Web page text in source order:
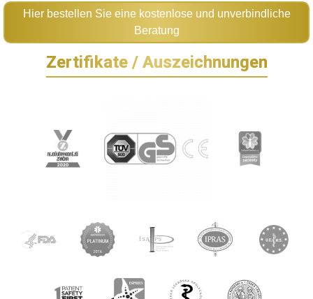
Hier bestellen Sie eine kostenlose und unverbindliche
Beratung
Zertifikate / Auszeichnungen